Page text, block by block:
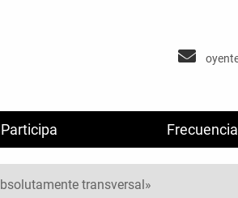
Participa
transversal»